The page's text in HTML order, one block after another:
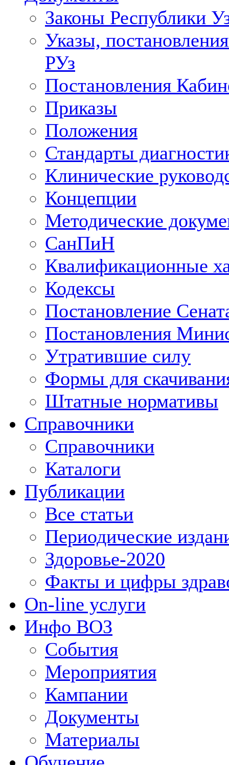
Законы Республики
Указы,
РУз
Постановления
Приказы
Положения
Стандарты
Клинические
Концепции
Методические
СанПиН
Квалификационные
Кодексы
Постановление
Постановления
Утратившие силу
Формы для
Штатные нормативы
Справочники
Справочники
Каталоги
Публикации
Все статьи
Периодические
Здоровье-2020
Факты и цифры
On-line услуги
Инфо ВОЗ
События
Мероприятия
Кампании
Документы
Материалы